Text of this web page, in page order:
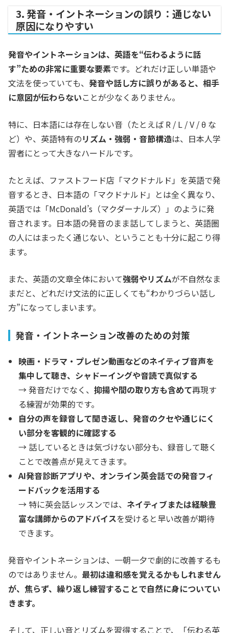
3. 発音・イントネーションの誤り：通じない
原因になりやすい
発音やイントネーションは、英語を“伝わるように話
す”ための非常に重要な要素です。どれだけ正しい単語や
文法を使っていても、 発音や話し方に誤りがあると、相手
に意図が伝わらないことが少なくありません。
特に、日本語には存在しない音（たとえば R / L / V / θ な
ど）や、英語特有のリズム・強弱・音節構造は、日本人学
習者にとって大きなハードルです。
たとえば、ファストフード店「マクドナルド」を英語で発
音するとき、日本語の「マクドナルド」とは全く異なり、
英語では「McDonald’s（マクダーナルズ）」のように発
音されます。日本語の発音のまま話してしまうと、英語圏
の人にはまったく通じない、ということも十分に起こり得
ます。
また、英語の文章全体において強弱やリズムが不自然なま
まだと、どれだけ文法的に正しくても“わかりづらい話し
方”になってしまいます。
発音・イントネーション改善のための対策
映画・ドラマ・プレゼン動画などのネイティブ音声を
集中して聴き、シャドーイングや音読で真似する
→ 発音だけでなく、 抑揚や間の取り方も含めて再現す
る練習が効果的です。
自分の声を録音して聞き返し、発音のクセや通じにく
い部分を客観的に確認する
→ 話しているときは気づけない部分も、録音して聴く
ことで改善点が見えてきます。
AI発音診断アプリや、オンライン英会話での発音フィ
ードバックを活用する
→ 特に英会話レッスンでは、 ネイティブまたは経験豊
富な講師からのアドバイスを受けると早い改善が期待
できます。
発音やイントネーションは、一朝一夕で劇的に改善するも
のではありません。 最初は違和感を覚えるかもしれません
が、焦らず、繰り返し練習することで自然に身についてい
きます。
そして、正しい音とリズムを習得することで、「伝わる英